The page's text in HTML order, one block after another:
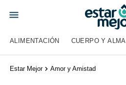
ALIMENTACIÓN CUERPO Y ALMA
Estar Mejor Amor y Amistad